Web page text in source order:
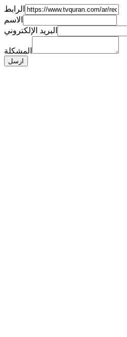
الرابط
الاسم
البريد الإلكتروني
المشكلة
ارسل